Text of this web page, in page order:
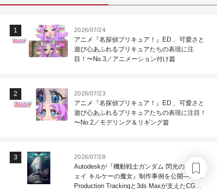
2026/07/24
アニメ『名探偵プリキュア！』ED 、可愛さと
遊び心あふれるプリキュアたちの表現に注
目！〜No.3／アニメーション付け篇
2026/07/23
アニメ『名探偵プリキュア！』ED 、可愛さと
遊び心あふれるプリキュアたちの表現に注目！
〜No.2／モデリング＆リギング篇
2026/07/28
Autodeskが『機動戦士ガンダム 閃光のハサウ
ェイ キルケーの魔女』制作事例を公開―Flow
Production Trackingと3ds Maxが支えたCG制